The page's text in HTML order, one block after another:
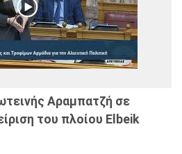
Αραμπατζή σε
του πλοίου Elbeik